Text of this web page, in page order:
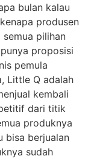
bulan kalau
produsen
pilihan
proposisi
pemula
Little Q adalah
kembali
dari titik
produknya
bisa berjualan
sudah